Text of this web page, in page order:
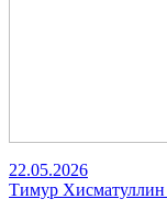
22.05.2026
Тимур Хисматуллин